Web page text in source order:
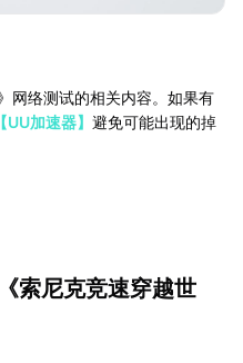
网络测试的相关内容。如果有
【UU加速器】 避免可能出现的掉
索尼克竞速穿越世